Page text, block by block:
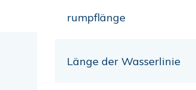
rumpflänge
Länge der Wasserlinie